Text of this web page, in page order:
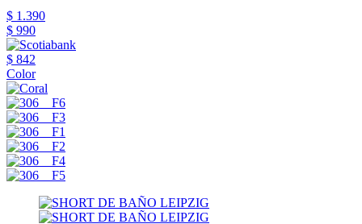
$ 1.390
$ 990
$ 842
Color